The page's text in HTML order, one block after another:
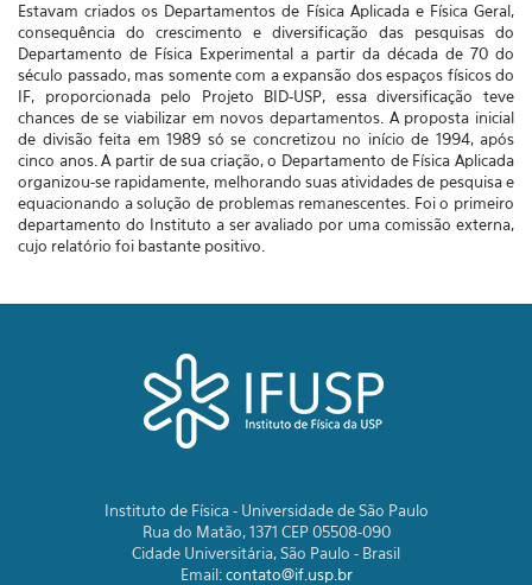
Estavam criados os Departamentos de Física Aplicada e Física Geral,
consequência do crescimento e diversificação das pesquisas do
Departamento de Física Experimental a partir da década de 70 do
século passado, mas somente com a expansão dos espaços físicos do
IF, proporcionada pelo Projeto BID-USP, essa diversificação teve
chances de se viabilizar em novos departamentos. A proposta inicial
de divisão feita em 1989 só se concretizou no início de 1994, após
cinco anos. A partir de sua criação, o Departamento de Física Aplicada
organizou-se rapidamente, melhorando suas atividades de pesquisa e
equacionando a solução de problemas remanescentes. Foi o primeiro
departamento do Instituto a ser avaliado por uma comissão externa,
cujo relatório foi bastante positivo.
Instituto de Física - Universidade de São Paulo
Rua do Matão, 1371 CEP 05508-090
Cidade Universitária, São Paulo - Brasil
Email:contato@if.usp.br